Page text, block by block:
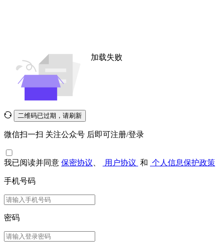
加载失败
二维码已过期，请刷新
微信扫一扫 关注公众号 后即可注册/登录
我已阅读并同意 保密协议 用户协议 和 个人信息保护政策
手机号码
密码